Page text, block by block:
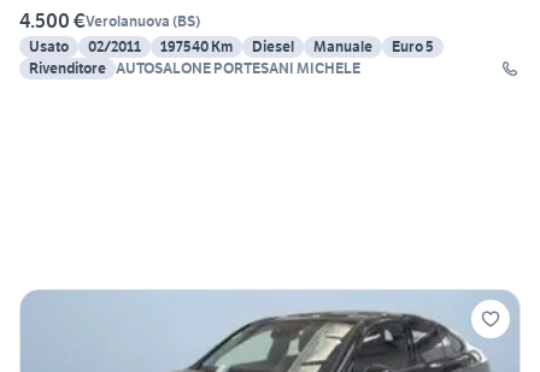
4.500 €Verolanuova (BS)
Usato
02/2011 197540 Km Diesel Manuale
Euro 5
Rivenditore AUTOSALONE PORTESANI MICHELE